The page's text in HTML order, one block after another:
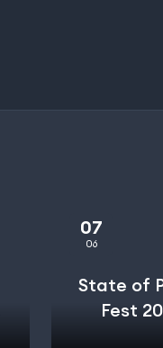
07
06
State of
Fest